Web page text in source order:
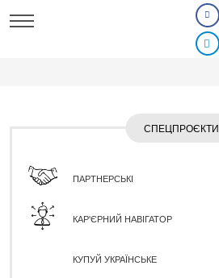
СПЕЦПРОЄКТИ
ПАРТНЕРСЬКІ
КАР'ЄРНИЙ НАВІГАТОР
КУПУЙ УКРАЇНСЬКЕ